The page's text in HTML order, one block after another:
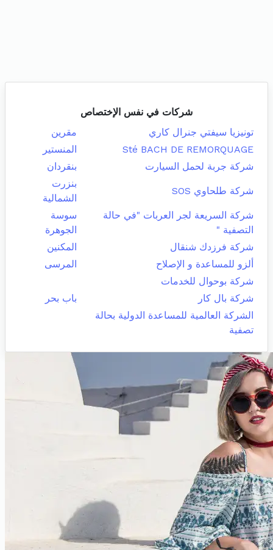
شركات في نفس الإختصاص
تونيزيا سيفتي جنرال كاري
مقرين
Sté BACH DE REMORQUAGE
المنستير
شركة جربة لحمل السيارت
بنقردان
شركة طلحاوي SOS
بنزرت
الشمالية
شركة السريعة لجر العربات "في حالة
التصفية "
سوسة
الجوهرة
شركة فرزدك شنقال
المكنين
ألزو للمساعدة و الإصلاح
المرسى
شركة بوحوال للخدمات
شركة بال كار
باب بحر
الشركة العالمية للمساعدة الدولية بحالة
تصفية